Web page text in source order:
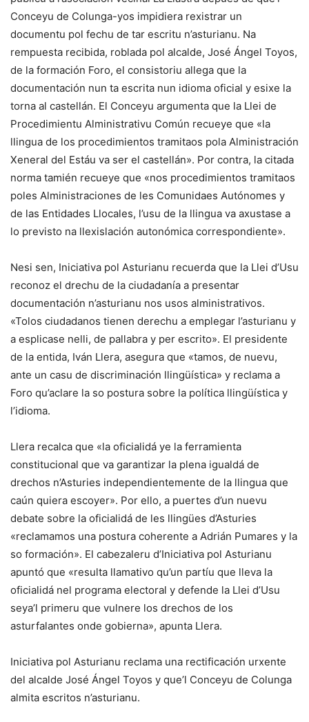
Conceyu de Colunga-yos impidiera rexistrar un
documentu pol fechu de tar escritu n’asturianu. Na
rempuesta recibida, roblada pol alcalde, José Ángel Toyos,
de la formación Foro, el consistoriu allega que la
documentación nun ta escrita nun idioma oficial y esixe la
torna al castellán. El Conceyu argumenta que la Llei de
Procedimientu Alministrativu Común recueye que «la
llingua de los procedimientos tramitaos pola Alministración
Xeneral del Estáu va ser el castellán». Por contra, la citada
norma tamién recueye que «nos procedimientos tramitaos
poles Alministraciones de les Comunidaes Autónomes y
de las Entidades Llocales, l’usu de la llingua va axustase a
lo previsto na llexislación autonómica correspondiente».
Nesi sen, Iniciativa pol Asturianu recuerda que la Llei d’Usu
reconoz el drechu de la ciudadanía a presentar
documentación n’asturianu nos usos alministrativos.
«Tolos ciudadanos tienen derechu a emplegar l’asturianu y
a esplicase nelli, de pallabra y per escrito». El presidente
de la entida, Iván Llera, asegura que «tamos, de nuevu,
ante un casu de discriminación llingüística» y reclama a
Foro qu’aclare la so postura sobre la política llingüística y
l’idioma.
Llera recalca que «la oficialidá ye la ferramienta
constitucional que va garantizar la plena igualdá de
drechos n’Asturies independientemente de la llingua que
caún quiera escoyer». Por ello, a puertes d’un nuevu
debate sobre la oficialidá de les llingües d’Asturies
«reclamamos una postura coherente a Adrián Pumares y la
so formación». El cabezaleru d’Iniciativa pol Asturianu
apuntó que «resulta llamativo qu’un partíu que lleva la
oficialidá nel programa electoral y defende la Llei d’Usu
seya’l primeru que vulnere los drechos de los
asturfalantes onde gobierna», apunta Llera.
Iniciativa pol Asturianu reclama una rectificación urxente
del alcalde José Ángel Toyos y que’l Conceyu de Colunga
almita escritos n’asturianu.